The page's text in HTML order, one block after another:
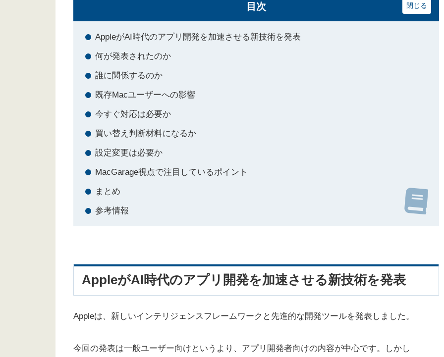
目次
AppleがAI時代のアプリ開発を加速させる新技術を発表
何が発表されたのか
誰に関係するのか
既存Macユーザーへの影響
今すぐ対応は必要か
買い替え判断材料になるか
設定変更は必要か
MacGarage視点で注目しているポイント
まとめ
参考情報
AppleがAI時代のアプリ開発を加速させる新技術を発表
Appleは、新しいインテリジェンスフレームワークと先進的な開発ツールを発表しました。
今回の発表は一般ユーザー向けというより、アプリ開発者向けの内容が中心です。しかし